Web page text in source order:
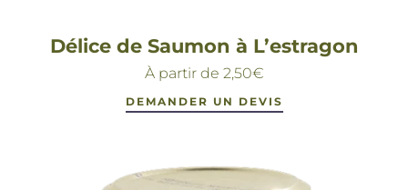
Délice de Saumon à L’estragon
À partir de 2,50€
DEMANDER UN DEVIS